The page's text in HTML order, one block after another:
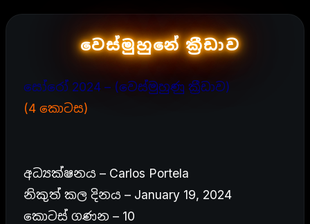
වෙස්මුහුනේ ක්‍රීඩාව
සෝරෝ 2024 – (වෙස්මුහුණු ක්‍රීඩාව)
(4 කොටස)
අධ්‍යක්ෂනය – Carlos Portela
නිකුත් කල දිනය – January 19, 2024
කොටස් ගණන – 10